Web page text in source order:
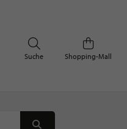
Shopping-Mall
Suche